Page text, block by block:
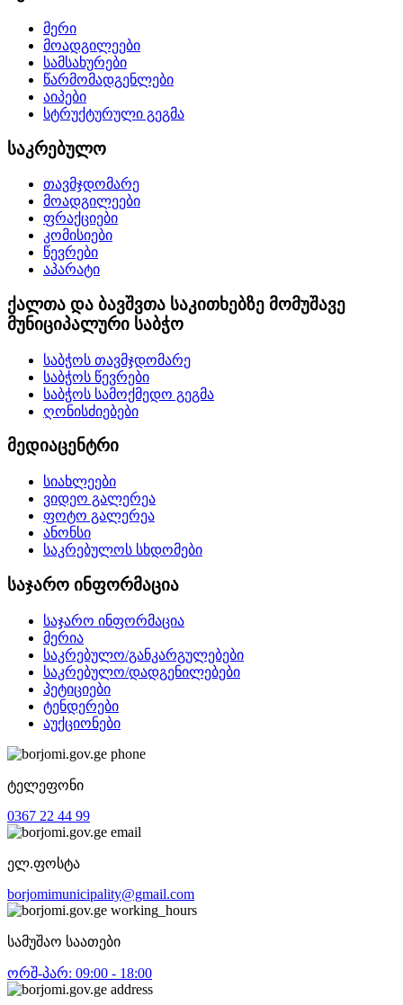
მერი
მოადგილეები
სამსახურები
წარმომადგენლები
აიპები
სტრუქტურული გეგმა
საკრებულო
თავმჯდომარე
მოადგილეები
ფრაქციები
კომისიები
წევრები
აპარატი
ქალთა და ბავშვთა საკითხებზე მომუშავე
მუნიციპალური საბჭო
საბჭოს თავმჯდომარე
საბჭოს წევრები
საბჭოს სამოქმედო გეგმა
ღონისძიებები
მედიაცენტრი
სიახლეები
ვიდეო გალერეა
ფოტო გალერეა
ანონსი
საკრებულოს სხდომები
საჯარო ინფორმაცია
საჯარო ინფორმაცია
მერია
საკრებულო/განკარგულებები
საკრებულო/დადგენილებები
პეტიციები
ტენდერები
აუქციონები
ტელეფონი
0367 22 44 99
ელ.ფოსტა
borjomimunicipality@gmail.com
სამუშაო საათები
ორშ-პარ: 09:00 - 18:00